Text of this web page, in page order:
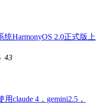
HarmonyOS 2.0正式版上
43
claude 4，gemini2.5，